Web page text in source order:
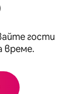
гости
време.